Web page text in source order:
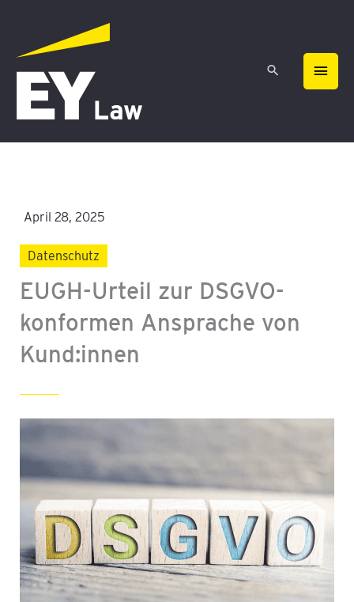
springen
April 28, 2025
Datenschutz
EUGH-Urteil zur DSGVO-
konformen Ansprache von
Kund:innen